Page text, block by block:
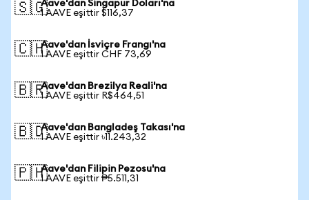
🇸🇬Aave'dan Singapur Doları'na
1 AAVE eşittir $116,37
🇨🇭Aave'dan İsviçre Frangı'na
1 AAVE eşittir CHF 73,69
🇧🇷Aave'dan Brezilya Reali'na
1 AAVE eşittir R$464,51
🇧🇩Aave'dan Bangladeş Takası'na
1 AAVE eşittir ৳11.243,32
🇵🇭Aave'dan Filipin Pezosu'na
1 AAVE eşittir ₱5.511,31